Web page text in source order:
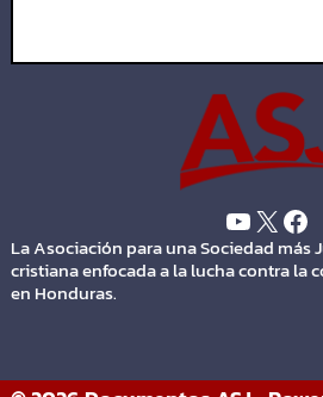
La Asociación para una Sociedad más
cristiana enfocada a la lucha contra la
en Honduras.